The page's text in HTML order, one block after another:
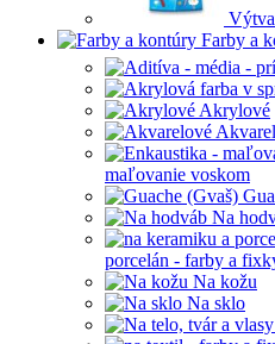
Farby a
Akrylové
maľovanie voskom
Na
porcelán - farby a
Na kožu
Na sklo